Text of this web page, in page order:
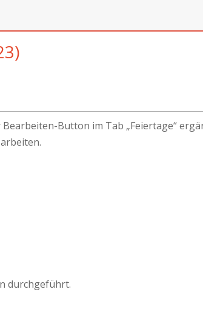
Button im Tab „Feiertage“
durchgeführt.